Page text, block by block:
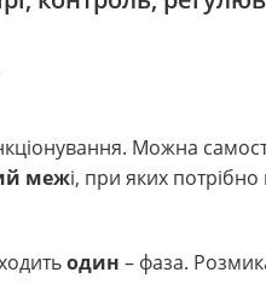
Можна
межі, при яких
один – фаза.